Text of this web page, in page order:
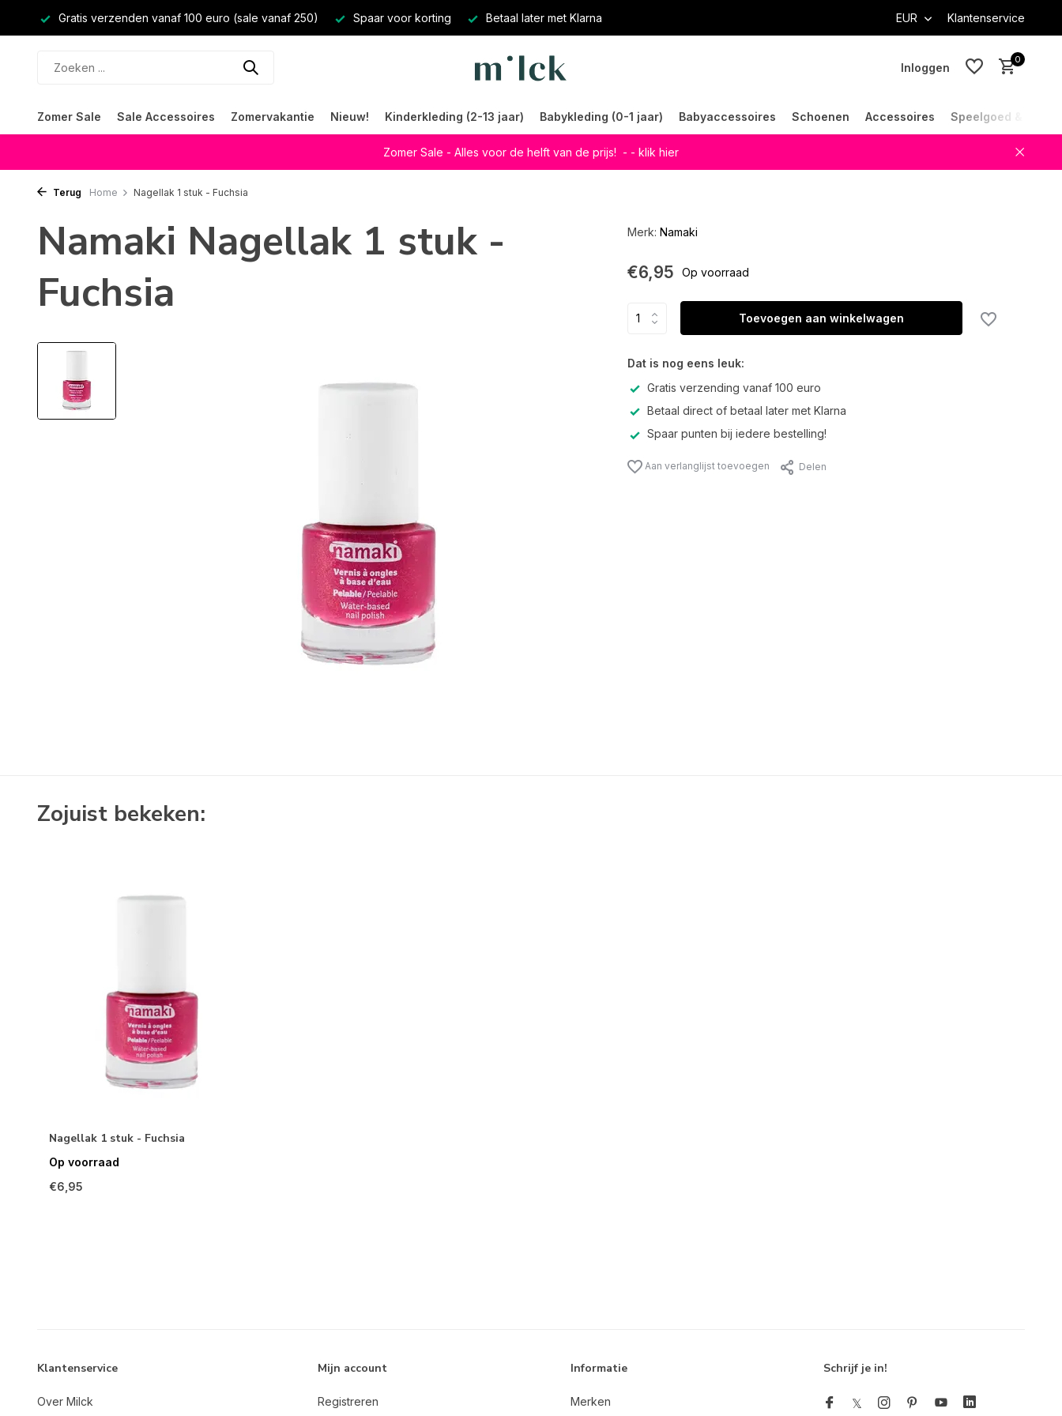
Gratis verzenden vanaf 100 euro (sale vanaf 250) Spaar voor korting Betaal later met Klarna EUR Klantenservice
Inloggen
0
Zomer Sale Sale Accessoires Zomervakantie Nieuw! Kinderkleding (2-13 jaar) Babykleding (0-1 jaar) Babyaccessoires Schoenen Accessoires Speelgoed &
Zomer Sale - Alles voor de helft van de prijs! - - klik hier
Terug Home Nagellak 1 stuk - Fuchsia
Namaki Nagellak 1 stuk -
Fuchsia
Merk: Namaki
€6,95 Op voorraad
Toevoegen aan winkelwagen
Dat is nog eens leuk:
Gratis verzending vanaf 100 euro
Betaal direct of betaal later met Klarna
Spaar punten bij iedere bestelling!
Aan verlanglijst toevoegen Delen
Zojuist bekeken:
Nagellak 1 stuk - Fuchsia
Op voorraad
€6,95
Klantenservice
Over Milck
Mijn account
Registreren
Informatie
Merken
Schrijf je in!